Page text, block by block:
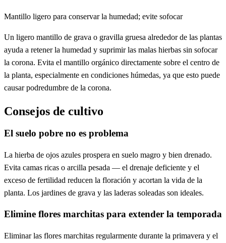
Mantillo ligero para conservar la humedad; evite sofocar
Un ligero mantillo de grava o gravilla gruesa alrededor de las plantas
ayuda a retener la humedad y suprimir las malas hierbas sin sofocar
la corona. Evita el mantillo orgánico directamente sobre el centro de
la planta, especialmente en condiciones húmedas, ya que esto puede
causar podredumbre de la corona.
Consejos de cultivo
El suelo pobre no es problema
La hierba de ojos azules prospera en suelo magro y bien drenado.
Evita camas ricas o arcilla pesada — el drenaje deficiente y el
exceso de fertilidad reducen la floración y acortan la vida de la
planta. Los jardines de grava y las laderas soleadas son ideales.
Elimine flores marchitas para extender la temporada
Eliminar las flores marchitas regularmente durante la primavera y el